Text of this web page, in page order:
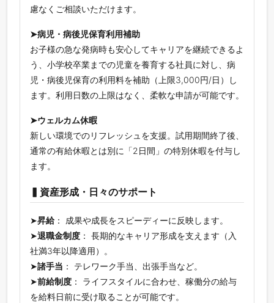
慮なくご相談いただけます。
➤病児・病後児保育利⽤補助
お子様の急な発病時も安心してキャリアを継続できるよ
う、小学校卒業までの児童を養育する社員に対し、病
児・病後児保育の利用料を補助（上限3,000円/日）し
ます。利用日数の上限はなく、柔軟な申請が可能です。
➤ウェルカム休暇
新しい環境でのリフレッシュを支援。試用期間終了後、
通常の有給休暇とは別に「2日間」の特別休暇を付与し
ます。
▍資産形成・日々のサポート
➤昇給： 成果や成長をスピーディーに反映します。
➤退職金制度 ： 長期的なキャリア形成を支えます（入
社満3年以降適用）。
➤諸手当 ： テレワーク手当、出張手当など。
➤前給制度 ： ライフスタイルに合わせ、稼働分の給与
を給料日前に受け取ることが可能です。